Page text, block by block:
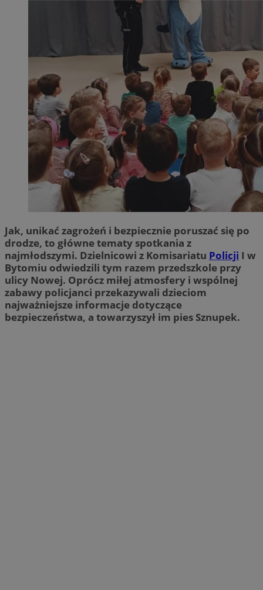
Jak, unikać zagrożeń i bezpiecznie poruszać się po
drodze, to główne tematy spotkania z
najmłodszymi. Dzielnicowi z Komisariatu Policji I w
Bytomiu odwiedzili tym razem przedszkole przy
ulicy Nowej. Oprócz miłej atmosfery i wspólnej
zabawy policjanci przekazywali dzieciom
najważniejsze informacje dotyczące
bezpieczeństwa, a towarzyszył im pies Sznupek.